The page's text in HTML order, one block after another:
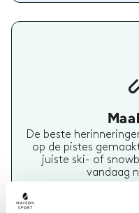
De beste
op de pistes
juiste ski- of
vandaag